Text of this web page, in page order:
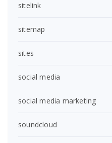
sitelink
sitemap
sites
social media
social media marketing
soundcloud